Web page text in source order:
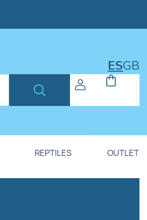
ESGB
REPTILES OUTLET